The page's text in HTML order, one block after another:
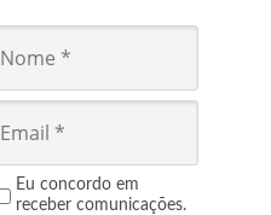
Eu concordo em
receber comunicações.